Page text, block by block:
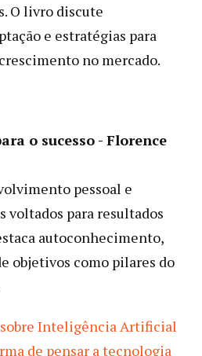
O livro discute
e estratégias para
no mercado.
o sucesso - Florence
pessoal e
voltados para resultados
autoconhecimento,
objetivos como pilares do
Inteligência Artificial
de pensar a tecnologia